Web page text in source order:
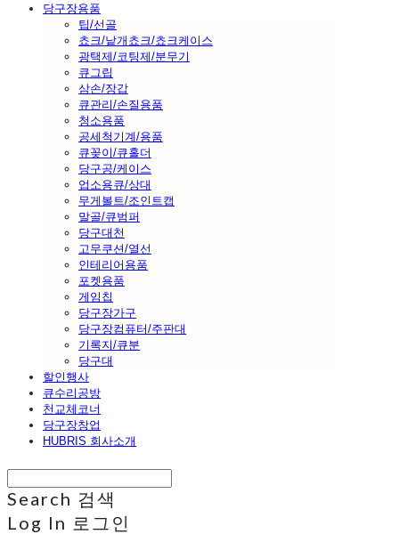
당구장용품
팁/선골
쵸크/낱개쵸크/쵸크케이스
광택제/코팅제/분무기
큐그립
삼손/장갑
큐관리/손질용품
청소용품
공세척기계/용품
큐꽂이/큐홀더
당구공/케이스
업소용큐/상대
무게볼트/조인트캡
말골/큐범퍼
당구대천
고무쿠션/열선
인테리어용품
포켓용품
게임칩
당구장가구
당구장컴퓨터/주판대
기록지/큐분
당구대
할인행사
큐수리공방
천교체코너
당구장창업
HUBRIS 회사소개
Search 검색
Log In 로그인